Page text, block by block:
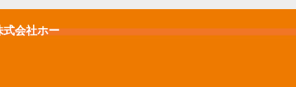
式会社ホー